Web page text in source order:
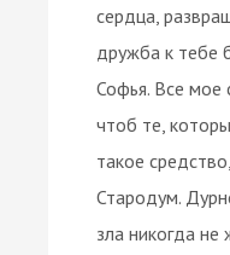
сердца,
дружба к тебе
Софья. Все мое
чтоб те,
такое
Стародум.
зла никогда